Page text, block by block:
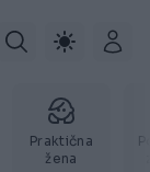
Praktična
žena